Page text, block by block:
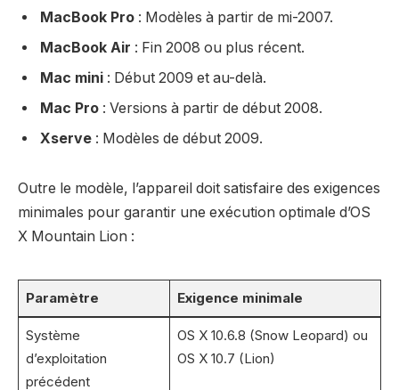
MacBook Pro : Modèles à partir de mi-2007.
MacBook Air : Fin 2008 ou plus récent.
Mac mini : Début 2009 et au-delà.
Mac Pro : Versions à partir de début 2008.
Xserve : Modèles de début 2009.
Outre le modèle, l’appareil doit satisfaire des exigences
minimales pour garantir une exécution optimale d’OS
X Mountain Lion :
Paramètre Exigence minimale
Système
d’exploitation
précédent
OS X 10.6.8 (Snow Leopard) ou
OS X 10.7 (Lion)